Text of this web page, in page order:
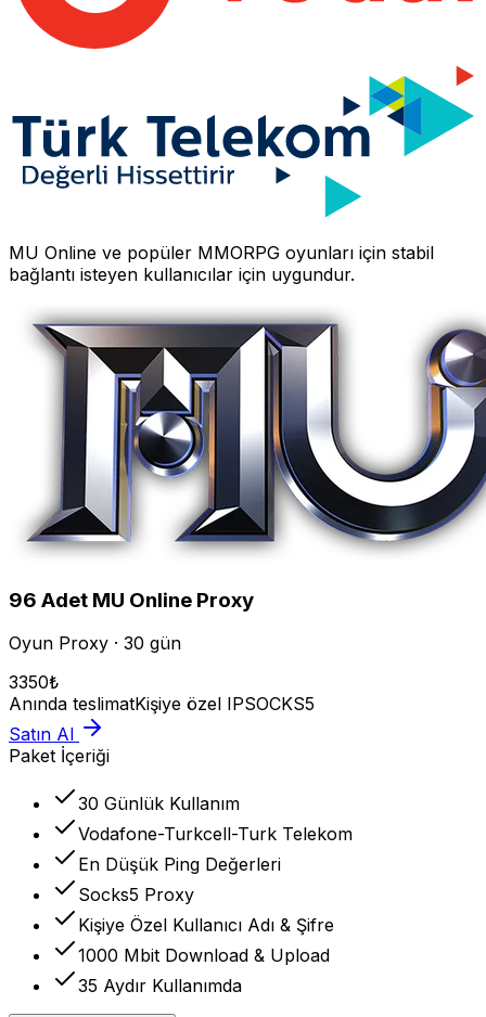
MU Online ve popüler MMORPG oyunları için stabil
bağlantı isteyen kullanıcılar için uygundur.
96 Adet MU Online Proxy
Oyun Proxy · 30 gün
3350₺
Anında teslimatKişiye özel IPSOCKS5
Satın Al
Paket İçeriği
30 Günlük Kullanım
Vodafone-Turkcell-Turk Telekom
En Düşük Ping Değerleri
Socks5 Proxy
Kişiye Özel Kullanıcı Adı & Şifre
1000 Mbit Download & Upload
35 Aydır Kullanımda